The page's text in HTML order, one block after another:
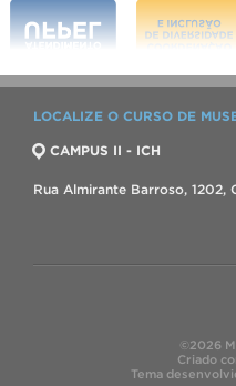
LOCALIZE O CURSO DE
CAMPUS II - ICH
Rua Almirante Barroso, 1202,
©2026
Criado
Tema